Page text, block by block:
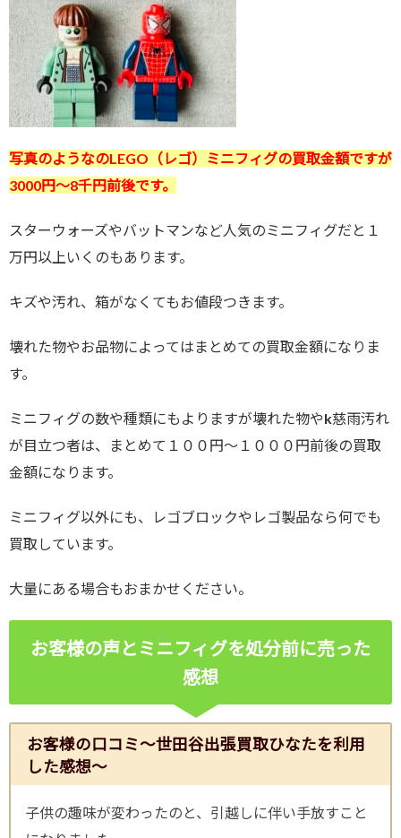
写真のようなのLEGO（レゴ）ミニフィグの買取金額ですが
3000円～8千円前後です。
スターウォーズやバットマンなど人気のミニフィグだと１
万円以上いくのもあります。
キズや汚れ、箱がなくてもお値段つきます。
壊れた物やお品物によってはまとめての買取金額になりま
す。
ミニフィグの数や種類にもよりますが壊れた物やk慈雨汚れ
が目立つ者は、まとめて１００円～１０００円前後の買取
金額になります。
ミニフィグ以外にも、レゴブロックやレゴ製品なら何でも
買取しています。
大量にある場合もおまかせください。
お客様の声とミニフィグを処分前に売った
感想
お客様の口コミ～世田谷出張買取ひなたを利用
した感想～
子供の趣味が変わったのと、引越しに伴い手放すこと